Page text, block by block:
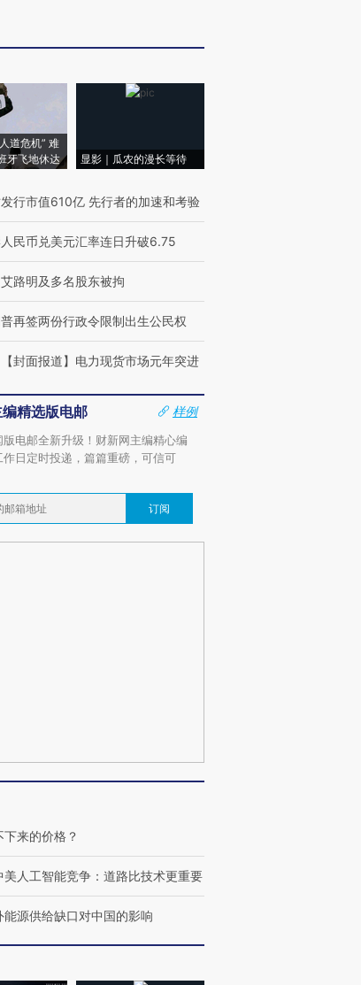
道危机” 难
牙飞地休达
显影｜瓜农的漫长等待
行市值610亿 先行者的加速和考验
民币兑美元汇率连日升破6.75
艾路明及多名股东被拘
再签两份行政令限制出生公民权
【封面报道】电力现货市场元年突进
精选版电邮
样例
版电邮全新升级！财新网主编精心编
作日定时投递，篇篇重磅，可信可
订阅
下来的价格？
美人工智能竞争：道路比技术更重要
能源供给缺口对中国的影响